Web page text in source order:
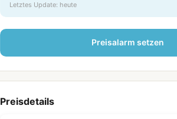
Letztes Update: heute
Preisalarm setzen
Preisdetails